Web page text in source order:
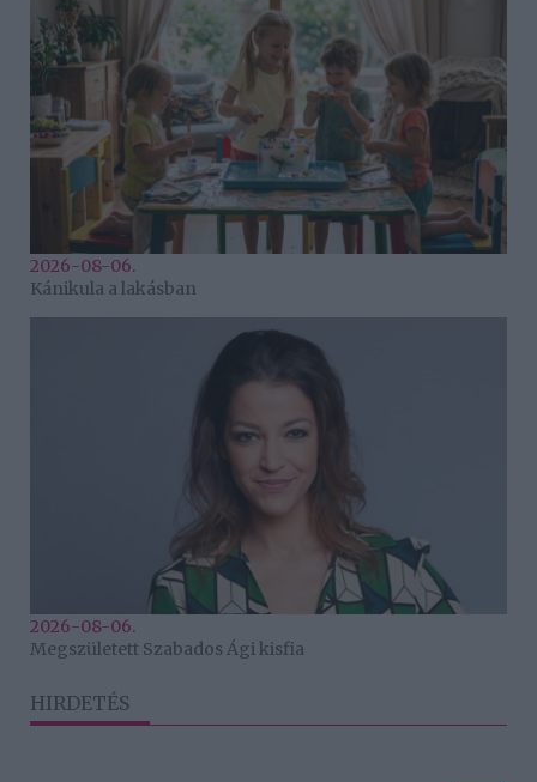
2026-08-06.
Kánikula a lakásban
2026-08-06.
Megszületett Szabados Ági kisfia
HIRDETÉS